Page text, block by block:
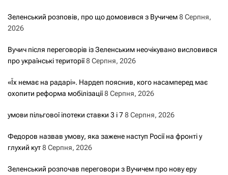
Зеленський розповів, про що домовився з Вучичем8 Серпня,
2026
Вучич після переговорів із Зеленським неочікувано висловився
про українські території8 Серпня, 2026
«Їх немає на радарі». Нардеп пояснив, кого насамперед має
охопити реформа мобілізації8 Серпня, 2026
умови пільгової іпотеки ставки 3 і 78 Серпня, 2026
Федоров назвав умову, яка зажене наступ Росії на фронті у
глухий кут8 Серпня, 2026
Зеленський розпочав переговори з Вучичем про нову еру